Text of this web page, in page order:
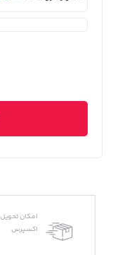
امکان تحویل
اکسپرس